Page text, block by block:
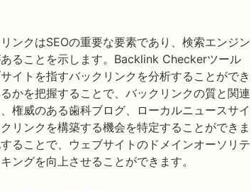
ンクはSEOの重要な要素であり、検索エンジン
ることを示します。Backlink Checkerツール
イトを指すバックリンクを分析することができ
かを把握することで、バックリンクの質と関連
権威のある歯科ブログ、ローカルニュースサイ
リンクを構築する機会を特定することができま
ることで、ウェブサイトのドメインオーソリテ
ングを向上させることができます。